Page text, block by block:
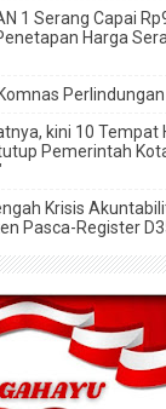
1 Serang Capai
Harga
kini 10 Tempat
Pemerintah
Krisis
Pasca-Register